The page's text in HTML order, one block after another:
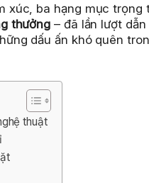
xúc, ba hạng mục trọng
thưởng – đã lần lượt
dấu ấn khó quên
thuật